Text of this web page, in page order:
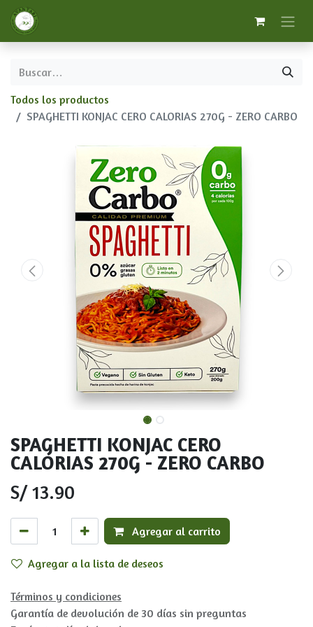
Todos los productos
SPAGHETTI KONJAC CERO CALORIAS 270G - ZERO CARBO
SPAGHETTI KONJAC CERO
CALORIAS 270G - ZERO CARBO
S/13.90
Agregar al carrito
Agregar a la lista de deseos
Términos y condiciones
Garantía de devolución de 30 días sin preguntas